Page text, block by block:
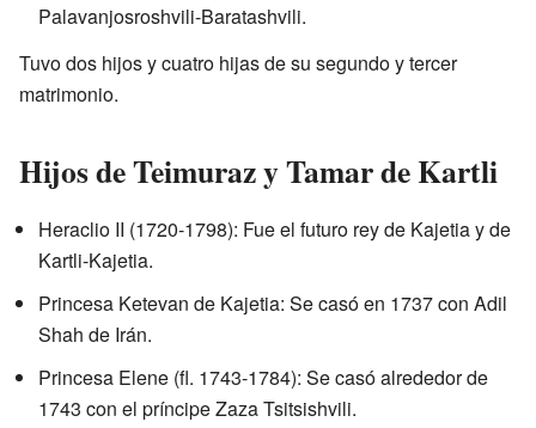
Palavanjosroshvili-Baratashvili.
Tuvo dos hijos y cuatro hijas de su segundo y tercer
matrimonio.
Hijos de Teimuraz y Tamar de Kartli
Heraclio II (1720-1798): Fue el futuro rey de Kajetia y de
Kartli-Kajetia.
Princesa Ketevan de Kajetia: Se casó en 1737 con Adil
Shah de Irán.
Princesa Elene (fl. 1743-1784): Se casó alrededor de
1743 con el príncipe Zaza Tsitsishvili.